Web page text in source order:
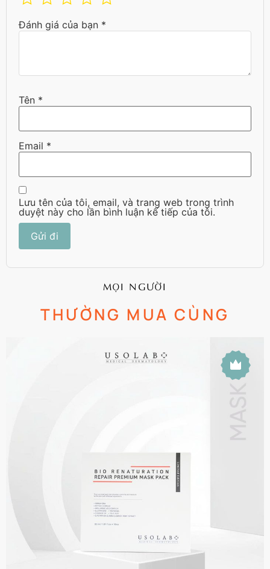
Đánh giá của bạn *
Tên *
Email *
Lưu tên của tôi, email, và trang web trong trình
duyệt này cho lần bình luận kế tiếp của tôi.
MỌI NGƯỜI
THƯỜNG MUA CÙNG